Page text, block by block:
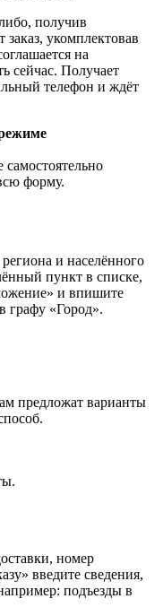
получив
заказ, укомплектовав
на
сейчас. Получает
телефон и ждёт
форму.
и населённого
пункт в списке,
и впишите
графу «Город».
предложат варианты
номер
введите сведения,
подъезды в